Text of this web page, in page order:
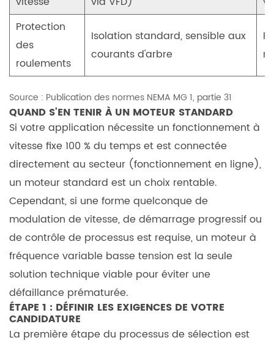
terme
5
Étape
3 :
Informations
sur
la
fiabilité
et
la
maintenance
5.1
moteur
fréquence
variable
basse
tension
troubleshooting
guide
Protection
des
roulements
Isolation standard, sensible aux
courants d'arbre
Source : Publication des normes NEMA MG 1, partie 31
QUAND S’EN TENIR À UN MOTEUR STANDARD
Si votre application nécessite un fonctionnement à
vitesse fixe 100 % du temps et est connectée
directement au secteur (fonctionnement en ligne),
un moteur standard est un choix rentable.
Cependant, si une forme quelconque de
modulation de vitesse, de démarrage progressif ou
de contrôle de processus est requise, un moteur à
fréquence variable basse tension est la seule
solution technique viable pour éviter une
défaillance prématurée.
ÉTAPE 1 : DÉFINIR LES EXIGENCES DE VOTRE
CANDIDATURE
La première étape du processus de sélection est